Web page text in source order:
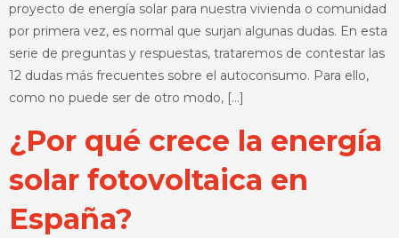
proyecto de energía solar para nuestra vivienda o comunidad
por primera vez, es normal que surjan algunas dudas. En esta
serie de preguntas y respuestas, trataremos de contestar las
12 dudas más frecuentes sobre el autoconsumo. Para ello,
como no puede ser de otro modo, […]
¿Por qué crece la energía
solar fotovoltaica en
España?